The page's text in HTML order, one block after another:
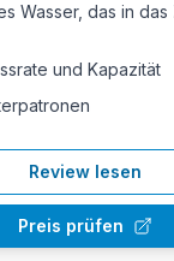
Wasser, das in das
und Kapazität
Review lesen
Preis prüfen